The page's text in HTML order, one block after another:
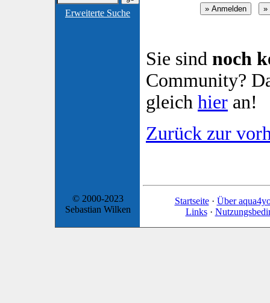
Erweiterte Suche
Sie sind noch
Community?
gleich hier an!
Zurück zur
© 2000-2023
Sebastian Wilken
Startseite· Über
Links·